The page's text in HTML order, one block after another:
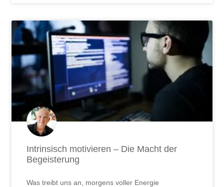
Intrinsisch motivieren – Die Macht der
Begeisterung
Was treibt uns an, morgens voller Energie